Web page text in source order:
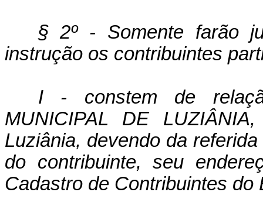
§ 2º - Somente farão
instrução os contribuintes
I - constem de
MUNICIPAL DE
Luziânia, devendo da
do contribuinte, seu
Cadastro de Contribuintes do